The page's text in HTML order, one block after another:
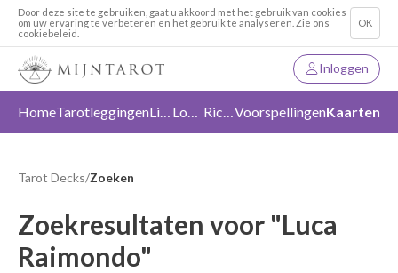
Door deze site te gebruiken, gaat u akkoord met het gebruik van cookies
om uw ervaring te verbeteren en het gebruik te analyseren. Zie ons
cookiebeleid.
OK
Inloggen
HomeTarotleggingen Liefde Loslaten RichtingVoorspellingenKaarten
Tarot Decks/Zoeken
Zoekresultaten voor "Luca
Raimondo"